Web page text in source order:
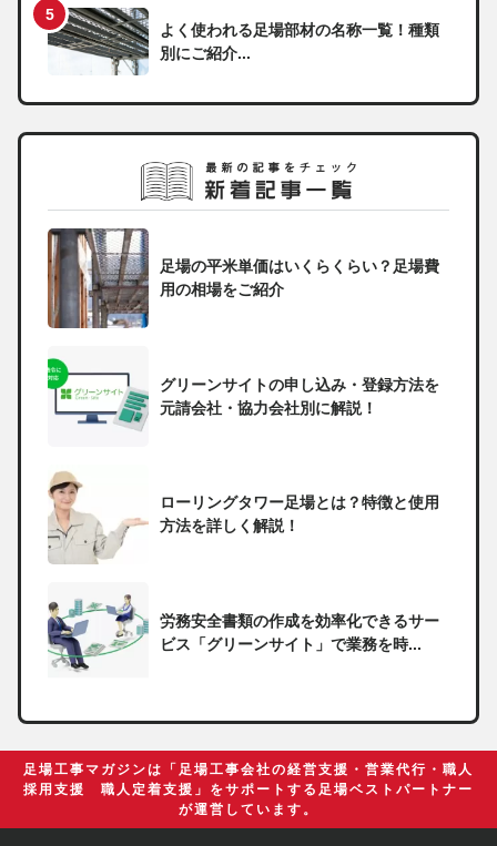
よく使われる足場部材の名称一覧！種類
別にご紹介...
足場の平米単価はいくらくらい？足場費
用の相場をご紹介
グリーンサイトの申し込み・登録方法を
元請会社・協力会社別に解説！
ローリングタワー足場とは？特徴と使用
方法を詳しく解説！
労務安全書類の作成を効率化できるサー
ビス「グリーンサイト」で業務を時...
届いたらどうしたらいい？
足場工事マガジンは「足場工事会社の経営支援・営業代行・職人
採用支援 職人定着支援」をサポートする足場ベストパートナー
が運営しています。